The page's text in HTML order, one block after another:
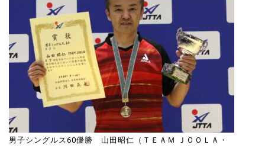
男子シングルス60優勝 山田昭仁（ＴＥＡＭ ＪＯＯＬＡ・